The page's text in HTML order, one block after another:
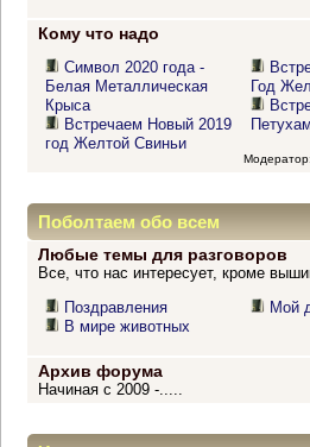
Кому что надо
Символ 2020 года -
Белая Металлическая
Крыса
Встречаем Новый 2019
год Желтой Свиньи
Год
Модератор:
Поболтаем обо всем
Любые темы для разговоров
Все, что нас интересует, кроме
Поздравления
В мире животных
Мой
Архив форума
Начиная с 2009 -.....